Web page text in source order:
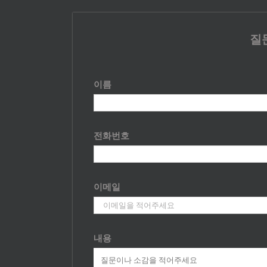
질
이름
전화번호
이메일
내용